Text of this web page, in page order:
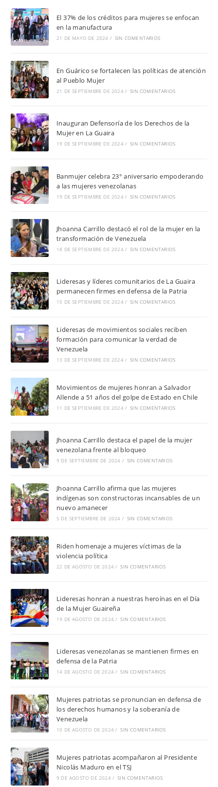
El 37% de los créditos para mujeres se enfocan
en la manufactura
21 DE MAYO DE 2024 / SIN COMENTARIOS
En Guárico se fortalecen las políticas de atención
al Pueblo Mujer
21 DE SEPTIEMBRE DE 2024 / SIN COMENTARIOS
Inauguran Defensoría de los Derechos de la
Mujer en La Guaira
19 DE SEPTIEMBRE DE 2024 / SIN COMENTARIOS
Banmujer celebra 23° aniversario empoderando
a las mujeres venezolanas
19 DE SEPTIEMBRE DE 2024 / SIN COMENTARIOS
Jhoanna Carrillo destacó el rol de la mujer en la
transformación de Venezuela
18 DE SEPTIEMBRE DE 2024 / SIN COMENTARIOS
Lideresas y líderes comunitarios de La Guaira
permanecen firmes en defensa de la Patria
15 DE SEPTIEMBRE DE 2024 / SIN COMENTARIOS
Lideresas de movimientos sociales reciben
formación para comunicar la verdad de
Venezuela
13 DE SEPTIEMBRE DE 2024 / SIN COMENTARIOS
Movimientos de mujeres honran a Salvador
Allende a 51 años del golpe de Estado en Chile
11 DE SEPTIEMBRE DE 2024 / SIN COMENTARIOS
Jhoanna Carrillo destaca el papel de la mujer
venezolana frente al bloqueo
9 DE SEPTIEMBRE DE 2024 / SIN COMENTARIOS
Jhoanna Carrillo afirma que las mujeres
indígenas son constructoras incansables de un
nuevo amanecer
5 DE SEPTIEMBRE DE 2024 / SIN COMENTARIOS
Riden homenaje a mujeres víctimas de la
violencia política
22 DE AGOSTO DE 2024 / SIN COMENTARIOS
Lideresas honran a nuestras heroínas en el Día
de la Mujer Guaireña
19 DE AGOSTO DE 2024 / SIN COMENTARIOS
Lideresas venezolanas se mantienen firmes en
defensa de la Patria
14 DE AGOSTO DE 2024 / SIN COMENTARIOS
Mujeres patriotas se pronuncian en defensa de
los derechos humanos y la soberanía de
Venezuela
10 DE AGOSTO DE 2024 / SIN COMENTARIOS
Mujeres patriotas acompañaron al Presidente
Nicolás Maduro en el TSJ
9 DE AGOSTO DE 2024 / SIN COMENTARIOS